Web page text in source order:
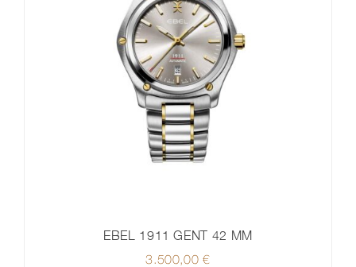
EBEL 1911 GENT 42 MM
3.500,00€